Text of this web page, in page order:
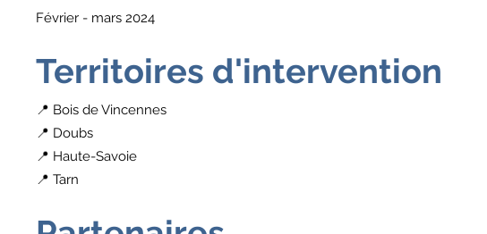
Février - mars 2024
Territoires d'intervention
📍 Bois de Vincennes
📍 Doubs
📍 Haute-Savoie
📍 Tarn